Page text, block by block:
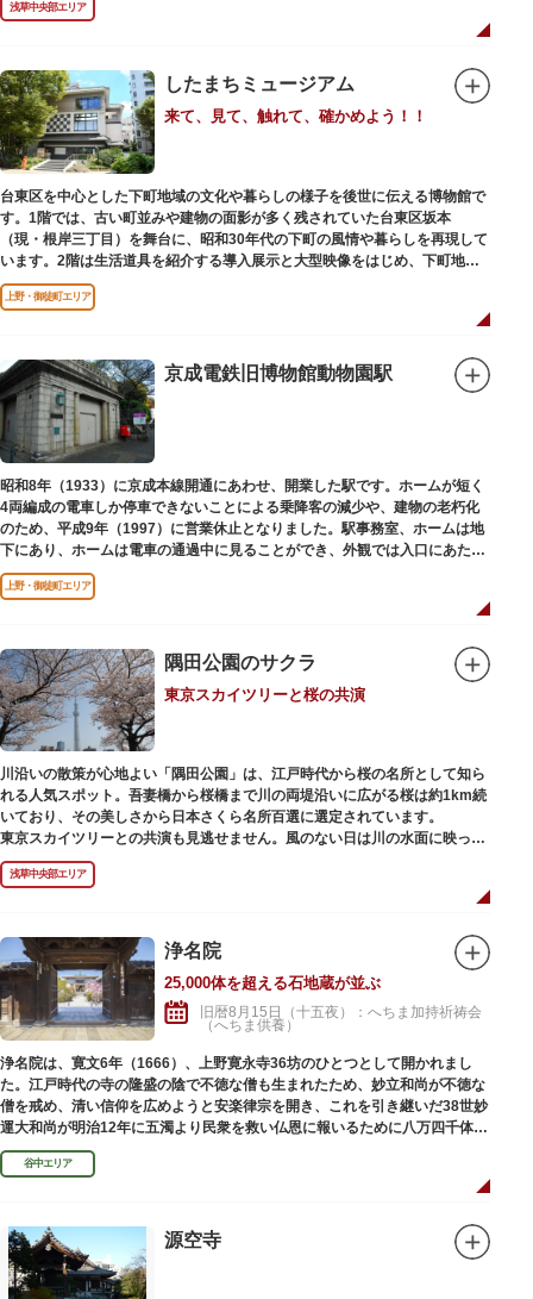
浅草中央部エリア
したまちミュージアム
来て、見て、触れて、確かめよう！！
台東区を中心とした下町地域の文化や暮らしの様子を後世に伝える博物館で
す。1階では、古い町並みや建物の面影が多く残されていた台東区坂本
（現・根岸三丁目）を舞台に、昭和30年代の下町の風情や暮らしを再現して
います。2階は生活道具を紹介する導入展示と大型映像をはじめ、下町地域
の歴史や出来事をたどることのできる資料を展示しています。また3階には
企画展示室と、道具や玩具を体験し、調べることができるしたまち情報コー
上野・御徒町エリア
京成電鉄旧博物館動物園駅
昭和8年（1933）に京成本線開通にあわせ、開業した駅です。ホームが短く
4両編成の電車しか停車できないことによる乗降客の減少や、建物の老朽化
のため、平成9年（1997）に営業休止となりました。駅事務室、ホームは地
下にあり、ホームは電車の通過中に見ることができ、外観では入口にあたる
建物を見ることができます。
上野・御徒町エリア
隅田公園のサクラ
東京スカイツリーと桜の共演
川沿いの散策が心地よい「隅田公園」は、江戸時代から桜の名所として知ら
れる人気スポット。吾妻橋から桜橋まで川の両堤沿いに広がる桜は約1km続
いており、その美しさから日本さくら名所百選に選定されています。
東京スカイツリーとの共演も見逃せません。風のない日は川の水面に映った
「逆さスカイツリー」と桜のコラボレーションも楽しめます。シーズン中は
夜桜がライトアップされ、日中とは異なる幻想的な雰囲気に包まれるのも魅
力のひとつ。屋形船や水上バスも運航しているので、いつもと違った目線の
浅草中央部エリア
浄名院
25,000体を超える石地蔵が並ぶ
旧暦8月15日（十五夜）：へちま加持祈祷会
（へちま供養）
浄名院は、寛文6年（1666）、上野寛永寺36坊のひとつとして開かれまし
た。江戸時代の寺の隆盛の陰で不徳な僧も生まれたため、妙立和尚が不徳な
僧を戒め、清い信仰を広めようと安楽律宗を開き、これを引き継いだ38世妙
運大和尚が明治12年に五濁より民衆を救い仏恩に報いるために八万四千体の
石地蔵建立を発願しました。現在では2万５千体を超える像が造立されてい
ます。谷中エリア
源空寺